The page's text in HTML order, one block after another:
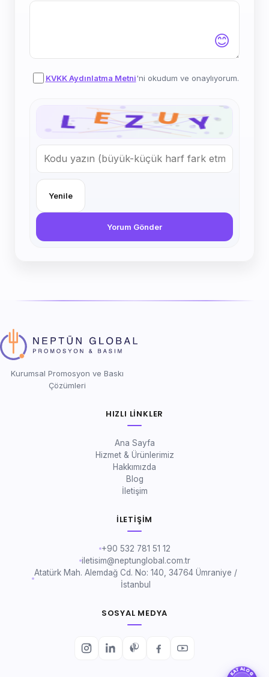
😊
KVKK Aydınlatma Metni'ni okudum ve onaylıyorum.
Yenile
Yorum Gönder
Kurumsal Promosyon ve Baskı
Çözümleri
HIZLI LINKLER
Ana Sayfa
Hizmet & Ürünlerimiz
Hakkımızda
Blog
İletişim
İLETIŞIM
+90 532 781 51 12
iletisim@neptunglobal.com.tr
Atatürk Mah. Alemdağ Cd. No: 140, 34764 Ümraniye /
İstanbul
SOSYAL MEDYA
KATALOG